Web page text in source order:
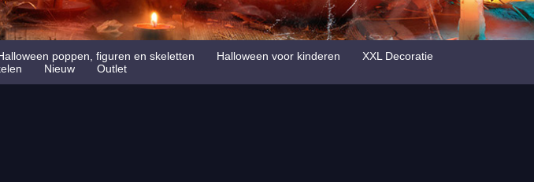
poppen, figuren en skeletten Halloween voor kinderen
XXL Decoratie
Nieuw Outlet